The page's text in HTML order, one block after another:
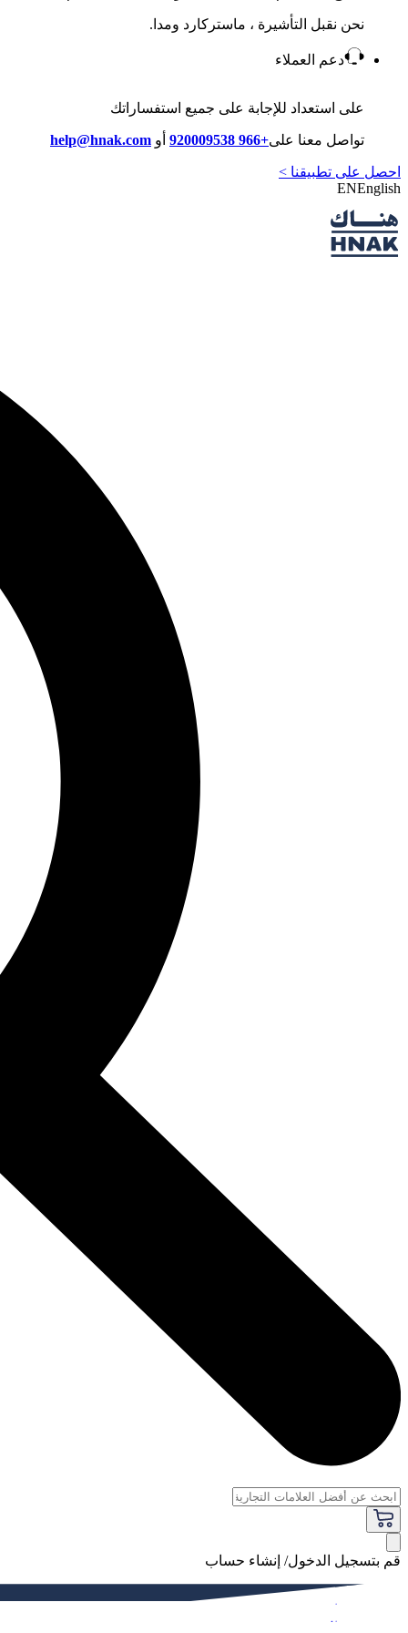
نحن نقبل التأشيرة ، ماستركارد ومدا.
دعم العملاء
على استعداد للإجابة على جميع استفساراتك
تواصل معنا على+966 920009538 أو help@hnak.com
احصل على تطبيقنا >
ENEnglish
قم بتسجيل الدخول/ إنشاء حساب
فاخر
النساء
الرجال